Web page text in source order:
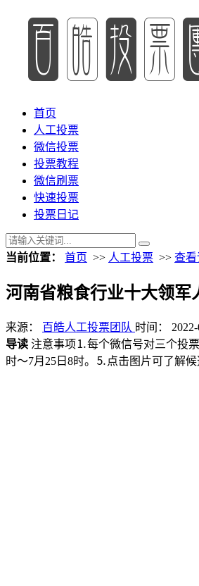
首页
人工投票
微信投票
投票教程
微信刷票
快速投票
投票日记
当前位置： 首页 >> 人工投票 >> 查
河南省粮食行业十大领军
来源： 百皓人工投票团队 时间：
导读 注意事项⒈每个微信号对三个投
时～7月25日8时。⒌点击图片可了解